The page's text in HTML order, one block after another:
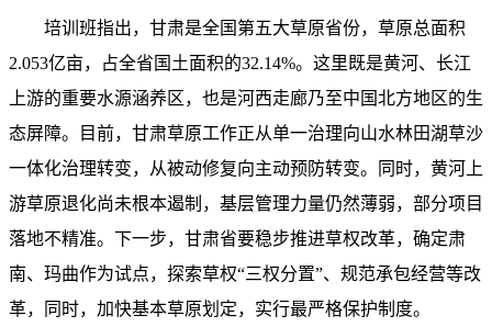
培训班指出，甘肃是全国第五大草原省份，草原总面积
2.053亿亩，占全省国土面积的32.14%。这里既是黄河、长江
上游的重要水源涵养区，也是河西走廊乃至中国北方地区的生
态屏障。目前，甘肃草原工作正从单一治理向山水林田湖草沙
一体化治理转变，从被动修复向主动预防转变。同时，黄河上
游草原退化尚未根本遏制，基层管理力量仍然薄弱，部分项目
落地不精准。下一步，甘肃省要稳步推进草权改革，确定肃
南、玛曲作为试点，探索草权“三权分置”、规范承包经营等改
革，同时，加快基本草原划定，实行最严格保护制度。